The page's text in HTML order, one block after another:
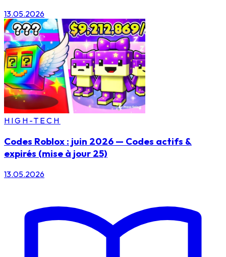
13.05.2026
HIGH-TECH
Codes Roblox : juin 2026 — Codes actifs &
expirés (mise à jour 25)
13.05.2026